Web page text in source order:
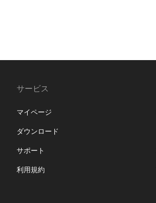
サービス
マイページ
ダウンロード
サポート
利用規約